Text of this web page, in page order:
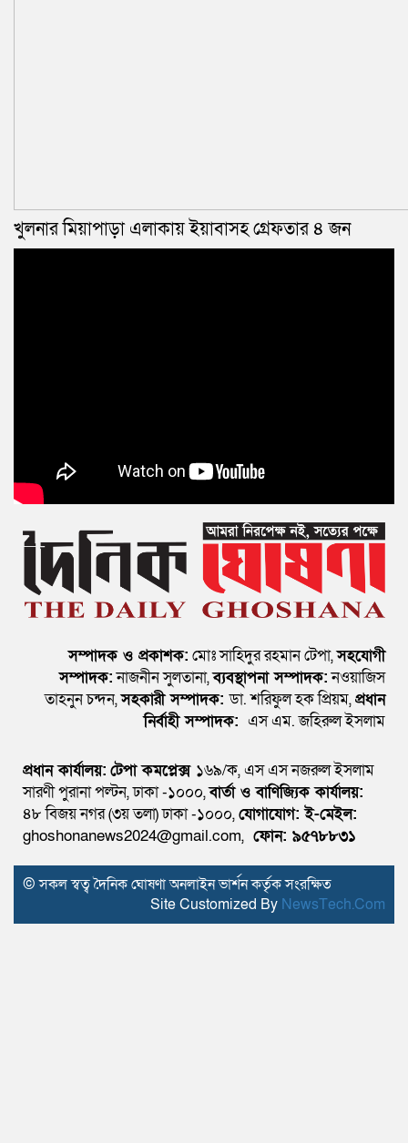
খুলনার মিয়াপাড়া এলাকায় ইয়াবাসহ গ্রেফতার ৪ জন
সম্পাদক ও প্রকাশক: মোঃ সাহিদুর রহমান টেপা,সহযোগী
সম্পাদক:নাজনীন সুলতানা,ব্যবস্থাপনা সম্পাদক:নওয়াজিস
তাহনুন চন্দন,সহকারী সম্পাদক: ডা. শরিফুল হক প্রিয়ম,প্রধান
নির্বাহী সম্পাদক: এস এম. জহিরুল ইসলাম
প্রধান কার্যালয়: টেপা কমপ্লেক্স ১৬৯/ক, এস এস নজরুল ইসলাম
সারণী পুরানা পল্টন, ঢাকা -১০০০,বার্তা ও বাণিজ্যিক কার্যালয়:
৪৮ বিজয় নগর (৩য় তলা) ঢাকা -১০০০,যোগাযোগ:ই-মেইল:
ghoshonanews2024@gmail.com, ফোন: ৯৫৭৮৮৩১
© সকল স্বত্ব দৈনিক ঘোষণা অনলাইন ভার্শন কর্তৃক সংরক্ষিত
Site Customized By NewsTech.Com